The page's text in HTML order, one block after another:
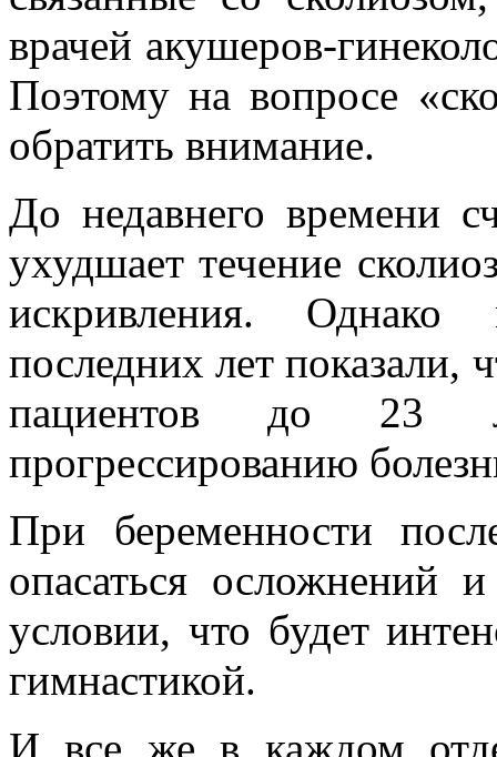
врачей акушеров-
Поэтому на вопросе
обратить внимание.
До недавнего времени
ухудшает течение
искривления. Однако
последних лет показали,
пациентов до 23
прогрессированию
При беременности
опасаться осложнений
условии, что будет
гимнастикой.
И все же в каждом